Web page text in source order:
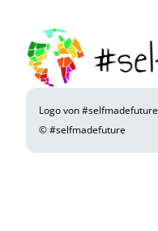
Logo von #selfmadefuture
© #selfmadefuture